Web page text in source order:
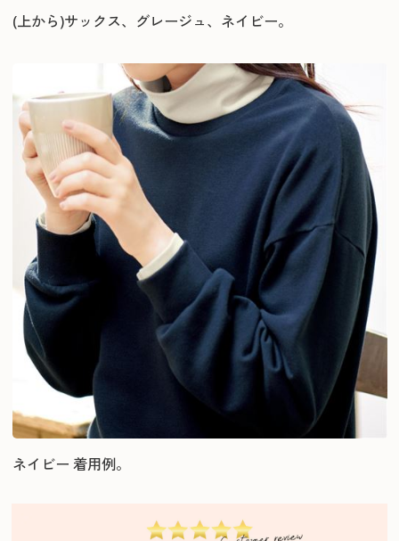
(上から)サックス、グレージュ、ネイビー。
ネイビー 着用例。